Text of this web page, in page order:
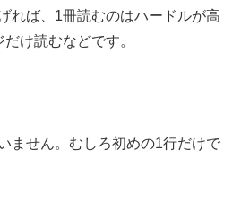
れば、1冊読むのはハードルが高
け読むなどです。
ません。むしろ初めの1行だけで